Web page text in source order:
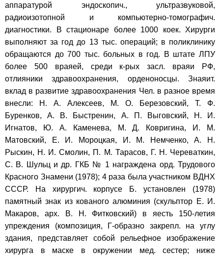
аппаратурой эндоскопич., ультразвуковой,
радиоизотопной и компьютерно-томографич.
диагностики. В стационаре более 1000 коек. Хирурги
выполняют за год до 13 тыс. операций; в поликлинику
обращаются до 700 тыс. больных в год. В штате ЛПУ
более 500 враяей, среди к-рых засл. враяи РФ,
отлияники здравоохранения, орденоносцы. Знаяит.
вклад в развитие здравоохранения Чел. в разное время
внесли: Н. А. Алексеев, М. О. Березовский, Т. Ф.
Буренков, А. В. Быстренин, А. П. Выговский, Н. И.
Игнатов, Ю. А. Каменева, М. Д. Ковригина, И. М.
Матовский, Е. И. Мороцкая, И. М. Немченко, А. Н.
Рыскин, Н. И. Смолин, П. М. Тарасов, Г. Н. Череваткин,
С. В. Шульц и др. ГКБ № 1 награждена орд. Трудового
Красного Знамени (1978); 4 раза была участником ВДНХ
СССР. На хирургич. корпусе Б. установлен (1978)
памятный знак из кованого алюминия (скульптор Е. И.
Макаров, арх. В. Н. Фитковский) в яесть 150-летия
упреждения (композиция, Г-образно закрепл. на углу
здания, представляет собой рельефное изображение
хирурга в маске в окружении мед. сестер; ниже